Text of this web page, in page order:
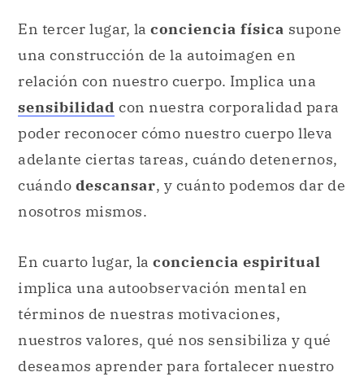
En tercer lugar, la conciencia física supone
una construcción de la autoimagen en
relación con nuestro cuerpo. Implica una
sensibilidad con nuestra corporalidad para
poder reconocer cómo nuestro cuerpo lleva
adelante ciertas tareas, cuándo detenernos,
cuándo descansar, y cuánto podemos dar de
nosotros mismos.
En cuarto lugar, la conciencia espiritual
implica una autoobservación mental en
términos de nuestras motivaciones,
nuestros valores, qué nos sensibiliza y qué
deseamos aprender para fortalecer nuestro